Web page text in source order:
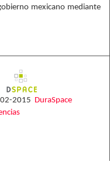
mexicano mediante
2015 DuraSpace